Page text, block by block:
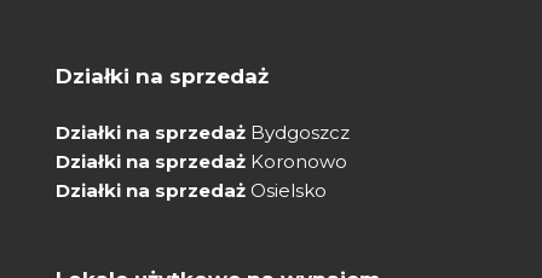
Działki na sprzedaż
Działki na sprzedaż Bydgoszcz
Działki na sprzedaż Koronowo
Działki na sprzedaż Osielsko